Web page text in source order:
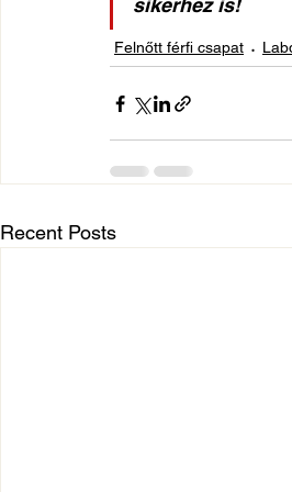
sikerhez is!
Felnőtt férfi csapat
Recent Posts